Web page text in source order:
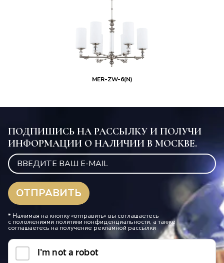
MER-ZW-6(N)
ПОДПИШИСЬ НА РАССЫЛКУ И ПОЛУЧИ
ИНФОРМАЦИИ О НАЛИЧИИ В МОСКВЕ.
* Нажимая на кнопку «отправить» вы соглашаетесь
с положениями политики конфиденциальности, а также
соглашаетесь на получение рекламной рассылки